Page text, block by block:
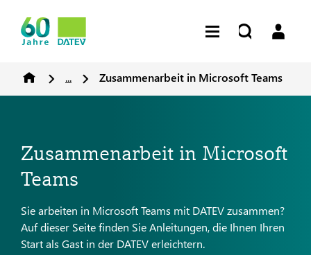
... Zusammenarbeit in Microsoft Teams
Zusammenarbeit in Microsoft
Teams
Sie arbeiten in Microsoft Teams mit DATEV zusammen?
Auf dieser Seite finden Sie Anleitungen, die Ihnen Ihren
Start als Gast in der DATEV erleichtern.